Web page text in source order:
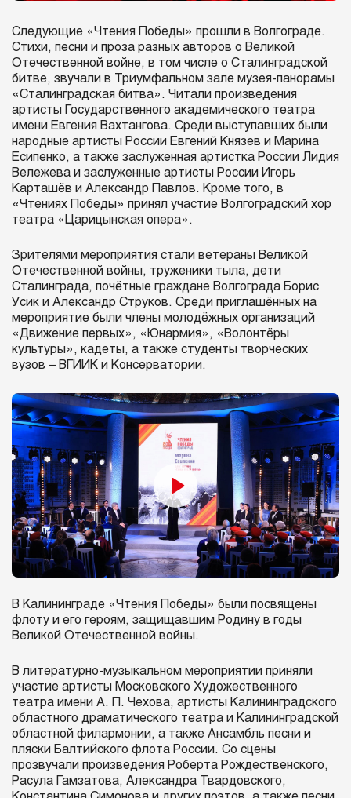
Следующие «Чтения Победы» прошли в Волгограде.
Стихи, песни и проза разных авторов о Великой
Отечественной войне, в том числе о Сталинградской
битве, звучали в Триумфальном зале музея-панорамы
«Сталинградская битва». Читали произведения
артисты Государственного академического театра
имени Евгения Вахтангова. Среди выступавших были
народные артисты России Евгений Князев и Марина
Есипенко, а также заслуженная артистка России Лидия
Вележева и заслуженные артисты России Игорь
Карташёв и Александр Павлов. Кроме того, в
«Чтениях Победы» принял участие Волгоградский хор
театра «Царицынская опера».
Зрителями мероприятия стали ветераны Великой
Отечественной войны, труженики тыла, дети
Сталинграда, почётные граждане Волгограда Борис
Усик и Александр Струков. Среди приглашённых на
мероприятие были члены молодёжных организаций
«Движение первых», «Юнармия», «Волонтёры
культуры», кадеты, а также студенты творческих
вузов – ВГИИК и Консерватории.
В Калининграде «Чтения Победы» были посвящены
флоту и его героям, защищавшим Родину в годы
Великой Отечественной войны.
В литературно-музыкальном мероприятии приняли
участие артисты Московского Художественного
театра имени А. П. Чехова, артисты Калининградского
областного драматического театра и Калининградской
областной филармонии, а также Ансамбль песни и
пляски Балтийского флота России. Со сцены
прозвучали произведения Роберта Рождественского,
Расула Гамзатова, Александра Твардовского,